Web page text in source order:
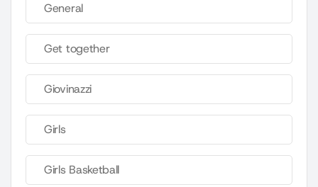
General
Get together
Giovinazzi
Girls
Girls Basketball